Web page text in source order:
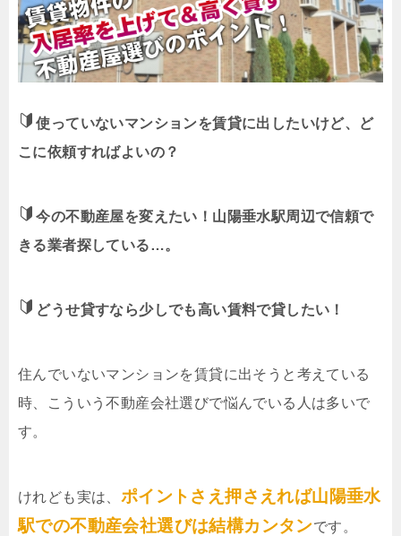
使っていないマンションを賃貸に出したいけど、ど
こに依頼すればよいの？
今の不動産屋を変えたい！山陽垂水駅周辺で信頼で
きる業者探している…。
どうせ貸すなら少しでも高い賃料で貸したい！
住んでいないマンションを賃貸に出そうと考えている
時、こういう不動産会社選びで悩んでいる人は多いで
す。
けれども実は、 ポイントさえ押さえれば山陽垂水
駅での不動産会社選びは結構カンタンです。